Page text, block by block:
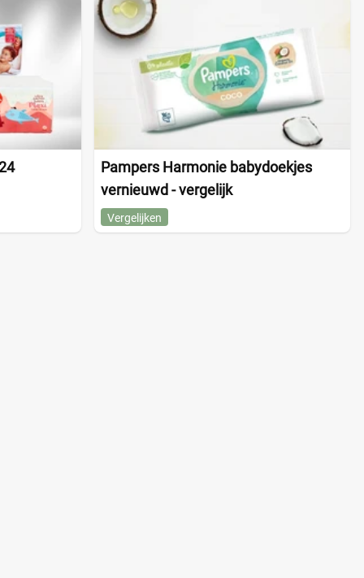
Pampers Harmonie babydoekjes
vernieuwd - vergelijk
Vergelijken